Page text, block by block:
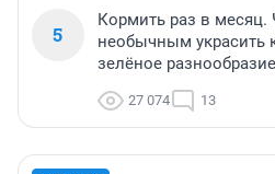
5
Кормить раз в
необычным украсить
зелёное
27 074 13